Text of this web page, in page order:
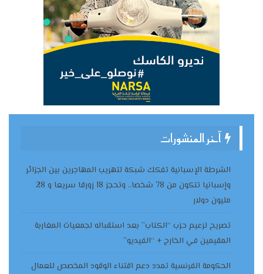
آخر المنشورات
الشرطة الإسبانية تفكك شبكة لتهريب المهاجرين بين الجزائر
وإسبانيا تتكون من 78 شخصا.. وتحجز 18 زورقا سريعا و 28
مليون دولار
تصريح لزعيم حزب “الكتاب” بعد استقباله لجمعيات المغاربة
المقيمين في الخارج + “الفيديو”
الحكومة الفرنسية تمدد دعم اقتناء الوقود المخصص للعمال